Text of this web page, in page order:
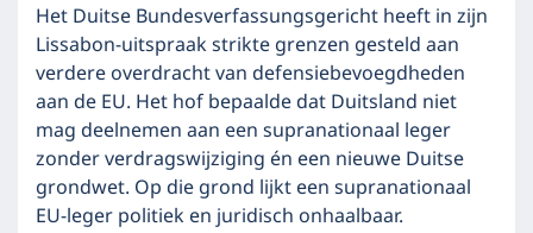
Het Duitse Bundesverfassungsgericht heeft in zijn
Lissabon-uitspraak strikte grenzen gesteld aan
verdere overdracht van defensiebevoegdheden
aan de EU. Het hof bepaalde dat Duitsland niet
mag deelnemen aan een supranationaal leger
zonder verdragswijziging én een nieuwe Duitse
grondwet. Op die grond lijkt een supranationaal
EU-leger politiek en juridisch onhaalbaar.